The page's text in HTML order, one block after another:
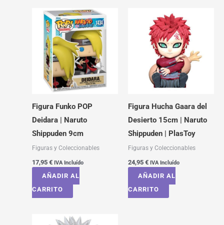
Figura Funko POP
Deidara | Naruto
Shippuden 9cm
Figuras y Coleccionables
17,95 € IVA Incluído
AÑADIR AL
CARRITO
Figura Hucha Gaara del
Desierto 15cm | Naruto
Shippuden | PlasToy
Figuras y Coleccionables
24,95 € IVA Incluído
AÑADIR AL
CARRITO